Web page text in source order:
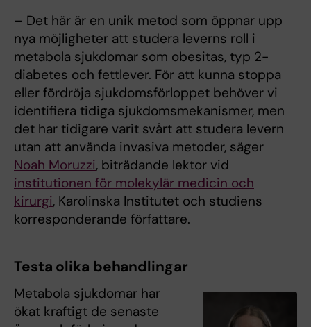
– Det här är en unik metod som öppnar upp
nya möjligheter att studera leverns roll i
metabola sjukdomar som obesitas, typ 2-
diabetes och fettlever. För att kunna stoppa
eller fördröja sjukdomsförloppet behöver vi
identifiera tidiga sjukdomsmekanismer, men
det har tidigare varit svårt att studera levern
utan att använda invasiva metoder, säger
Noah Moruzzi, biträdande lektor vid
institutionen för molekylär medicin och
kirurgi, Karolinska Institutet och studiens
korresponderande författare.
Testa olika behandlingar
Metabola sjukdomar har
ökat kraftigt de senaste